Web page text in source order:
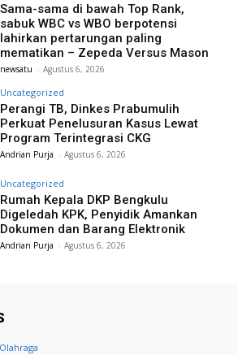
Sama-sama di bawah Top Rank,
sabuk WBC vs WBO berpotensi
lahirkan pertarungan paling
mematikan – Zepeda Versus Mason
newsatu - Agustus 6, 2026
Uncategorized
Perangi TB, Dinkes Prabumulih
Perkuat Penelusuran Kasus Lewat
Program Terintegrasi CKG
Andrian Purja - Agustus 6, 2026
Uncategorized
Rumah Kepala DKP Bengkulu
Digeledah KPK, Penyidik Amankan
Dokumen dan Barang Elektronik
Andrian Purja - Agustus 6, 2026
Olahraga